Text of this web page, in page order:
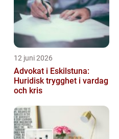
12 juni 2026
Advokat i Eskilstuna:
Huridisk trygghet i vardag
och kris